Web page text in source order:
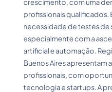
crescimento, com uma
profissionais qualificados.
necessidade de testes
especialmente com a
artificial e automação.
Buenos Aires apresentam
profissionais, com
tecnologia e startups. A